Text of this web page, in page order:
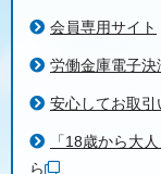
会員専用サイト
労働金庫電子
安心してお取
「18歳から大
ら